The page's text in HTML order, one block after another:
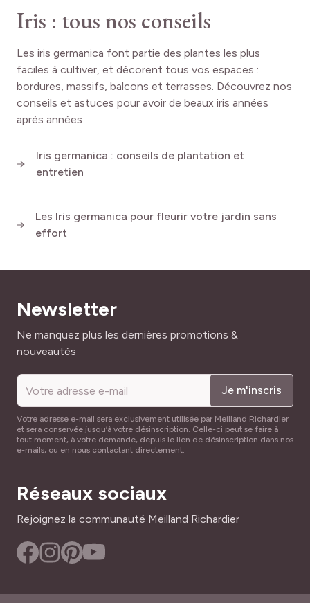
Iris : tous nos conseils
Les iris germanica font partie des plantes les plus
faciles à cultiver, et décorent tous vos espaces :
bordures, massifs, balcons et terrasses. Découvrez nos
conseils et astuces pour avoir de beaux iris années
après années :
Iris germanica : conseils de plantation et
entretien
Les Iris germanica pour fleurir votre jardin sans
effort
Newsletter
Adresse mail
Ne manquez plus les dernières promotions &
nouveautés
Je m'inscris
Votre adresse e-mail sera exclusivement utilisée par Meilland Richardier
et sera conservée jusqu’à votre désinscription. Celle-ci peut se faire à
tout moment, à votre demande, depuis le lien de désinscription dans nos
e-mails, ou en nous contactant directement.
Réseaux sociaux
Rejoignez la communauté Meilland Richardier